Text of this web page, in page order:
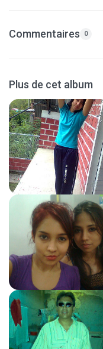
Commentaires 0
Plus de cet album